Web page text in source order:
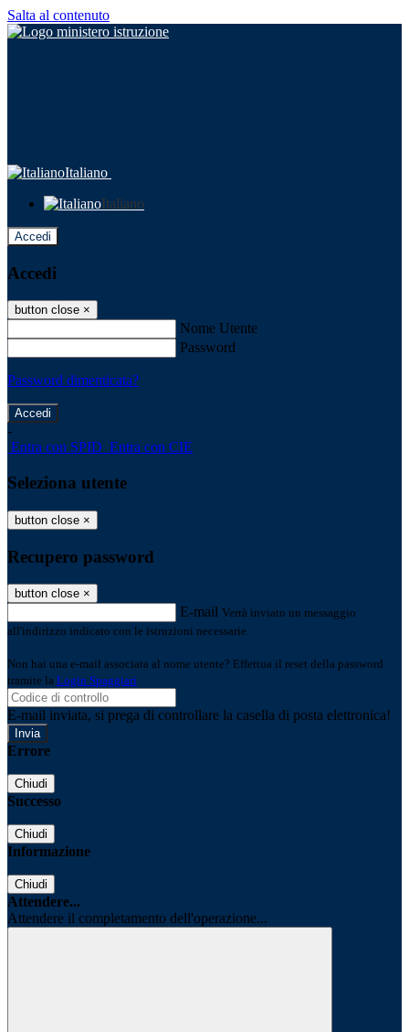
Salta al contenuto
Italiano
Italiano
Accedi
Accedi
button close ×
Nome Utente
Password
Password dimenticata?
-
Entra con SPID Entra con CIE
Seleziona utente
button close ×
Recupero password
button close ×
E-mail Verrà inviato un messaggio
all'indirizzo indicato con le istruzioni necessarie.
Non hai una e-mail associata al nome utente? Effettua il reset della password
tramite la Login Spaggiari
E-mail inviata, si prega di controllare la casella di posta elettronica!
Errore
Chiudi
Successo
Chiudi
Informazione
Chiudi
Attendere...
Attendere il completamento dell'operazione...